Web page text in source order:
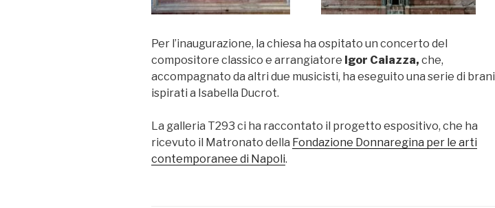
Per l’inaugurazione, la chiesa ha ospitato un concerto del
compositore classico e arrangiatore Igor Caiazza, che,
accompagnato da altri due musicisti, ha eseguito una serie di brani
ispirati a Isabella Ducrot.
La galleria T293 ci ha raccontato il progetto espositivo, che ha
ricevuto il Matronato della Fondazione Donnaregina per le arti
contemporanee di Napoli.